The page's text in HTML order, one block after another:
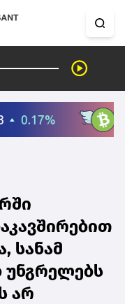
სანამ
უნგრელებს
არ